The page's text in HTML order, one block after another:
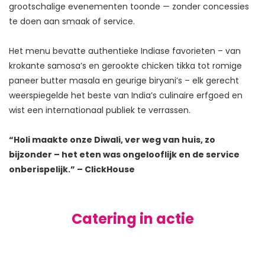
grootschalige evenementen toonde — zonder concessies
te doen aan smaak of service.
Het menu bevatte authentieke Indiase favorieten – van
krokante samosa’s en gerookte chicken tikka tot romige
paneer butter masala en geurige biryani’s – elk gerecht
weerspiegelde het beste van India’s culinaire erfgoed en
wist een internationaal publiek te verrassen.
“Holi maakte onze Diwali, ver weg van huis, zo
bijzonder – het eten was ongelooflijk en de service
onberispelijk.” – ClickHouse
Catering in actie